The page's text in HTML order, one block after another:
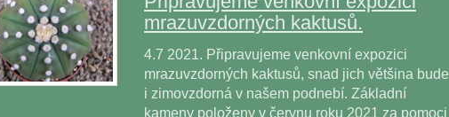
mrazuvzdorných kaktusů.
4.7 2021. Připravujeme venkovní expozici
mrazuvzdorných kaktusů, snad jich většina bude
i zimovzdorná v našem podnebí. Základní
kameny položeny v červnu roku 2021 za pomoci